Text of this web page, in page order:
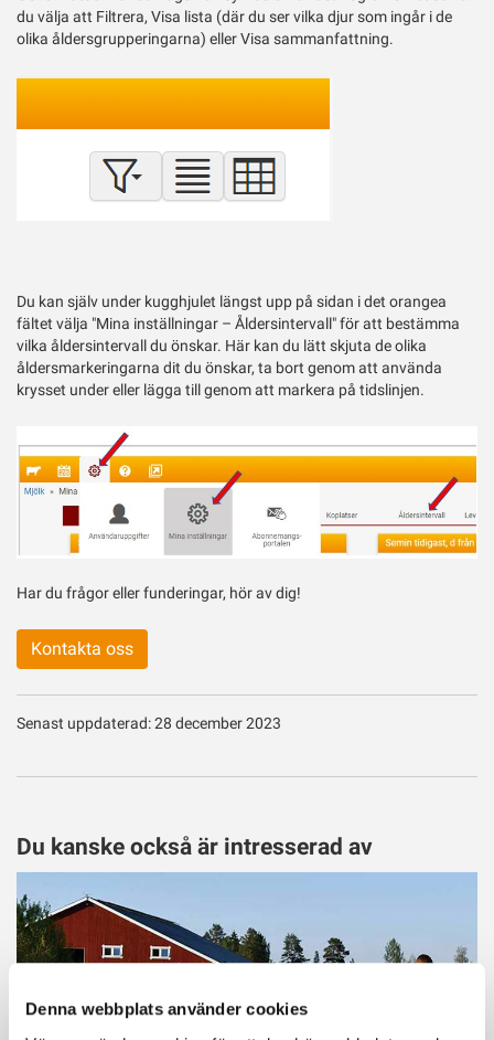
Denna webbplats använder cookies
du välja att Filtrera, Visa lista (där du ser vilka djur som ingår i de
olika åldersgrupperingarna) eller Visa sammanfattning.
Du kan själv under kugghjulet längst upp på sidan i det orangea
fältet välja "Mina inställningar – Åldersintervall" för att bestämma
vilka åldersintervall du önskar. Här kan du lätt skjuta de olika
åldersmarkeringarna dit du önskar, ta bort genom att använda
krysset under eller lägga till genom att markera på tidslinjen.
Har du frågor eller funderingar, hör av dig!
Kontakta oss
Senast uppdaterad: 28 december 2023
Du kanske också är intresserad av